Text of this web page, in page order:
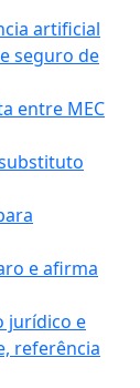
artificial
seguro de
entre MEC
e afirma
jurídico e
referência